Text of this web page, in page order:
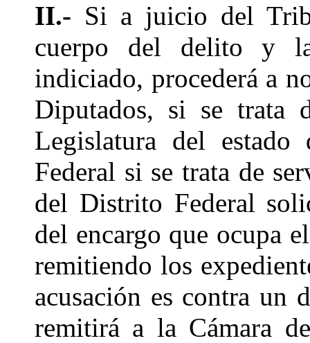
II.- Si a juicio del
cuerpo del delito y la
indiciado, procederá a
Diputados, si se trata
Legislatura del
Federal si se trata de
del Distrito Federal
del encargo que ocupa
remitiendo los
acusación es contra un
remitirá a la Cámara